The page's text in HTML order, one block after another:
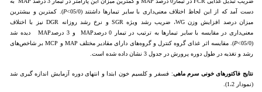
دست آمد که از این لحاظ اختلاف معنی‌داری با سایر تیمارها داشتند (05/0>
P). کمترین و بیشترین
میزان درصد افزایش وزن WG، ضریب رشد ویژه SGR و نرخ رشد روزانه DGR نیز با اختلاف
معنی‌داری در مقایسه با سایر تیمارها به ترتیب در تیمار 0 درصدMAP و 3 درصدMAP دیده شد
(05/0>
P
). مقایسه اثر غذای گروه کنترل و گروه‌های دارای مقادیر مختلف MAP و MCP بر شاخص‌های
رشد و تغذیه در طول دوره پرورش در جدول 3 نشان داده شده است.
نتایج فاکتورهای خونی سرم ماهی: فسفر و کلسیم خون ابتدا و انتهای دوره آزمایش اندازه گیری شد
(نمودار 1،2).